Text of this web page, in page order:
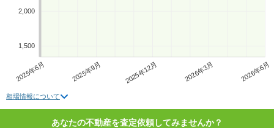
2025年6月 2025年9月 2025年12月 2026年3月 2026年6月
2,000
1,500
相場情報について
あなたの不動産を査定依頼してみませんか？